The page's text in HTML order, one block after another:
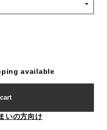
available
いの方向け